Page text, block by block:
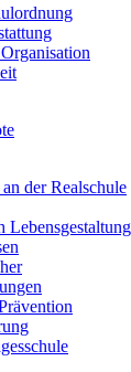
der Realschule
Lebensgestaltung